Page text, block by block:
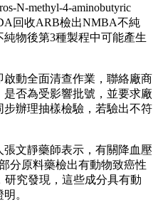
N-methyl-4-aminobutyric
回收ARB檢出NMBA不純
物後第3種製程中可能產生
動全面清查作業，聯絡廠商
否為受影響批號，並要求廠
辦理抽樣檢驗，若驗出不符
文靜藥師表示，有關降血壓
分原料藥檢出有動物致癌性
究發現，這些成分具有動
。